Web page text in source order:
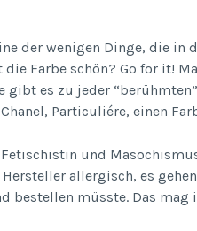
der wenigen Dinge, die in
Farbe schön? Go for it!
es zu jeder
Particuliére, einen
und
allergisch, es
bestellen müsste. Das mag